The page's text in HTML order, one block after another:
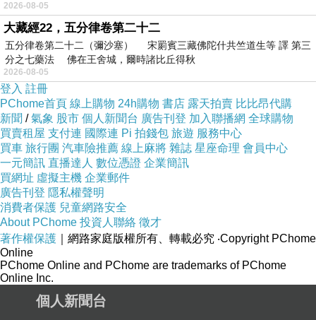
上一篇：日記0223
下一篇：日記0225
2026-08-05
大藏經22，五分律卷第二十二
五分律卷第二十二（彌沙塞） 宋罽賓三藏佛陀什共竺道生等 譯 第三
分之七藥法 佛在王舍城，爾時諸比丘得秋
2026-08-05
登入 註冊
PChome首頁 線上購物 24h購物 書店 露天拍賣 比比昂代購
新聞 /氣象 股市 個人新聞台 廣告刊登 加入聯播網 全球購物
買賣租屋 支付連 國際連 Pi 拍錢包 旅遊 服務中心
買車 旅行團 汽車險推薦 線上麻將 雜誌 星座命理 會員中心
一元簡訊 直播達人 數位憑證 企業簡訊
買網址 虛擬主機 企業郵件
廣告刊登 隱私權聲明
消費者保護 兒童網路安全
About PChome 投資人聯絡 徵才
著作權保護 ｜網路家庭版權所有、轉載必究 ‧Copyright PChome
Online
PChome Online and PChome are trademarks of PChome
Online Inc.
個人新聞台